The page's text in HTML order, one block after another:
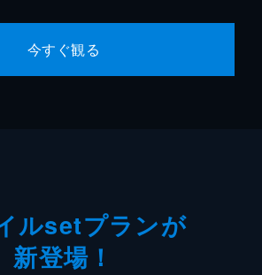
今すぐ観る
ルsetプランが
新登場！